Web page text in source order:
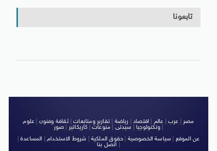
تابعونا
مصر عرب عالم اقتصاد رياضة |تقارير ومتابعات|ثقافة وفنون
علوم
وتكنولوجيا| سيدتى منوعات كاريكاتير صور
|
عن الموقع
سياسة الخصوصية حقوق الملكية شروط الاستخدام| المساعدة|
اتصل بنا